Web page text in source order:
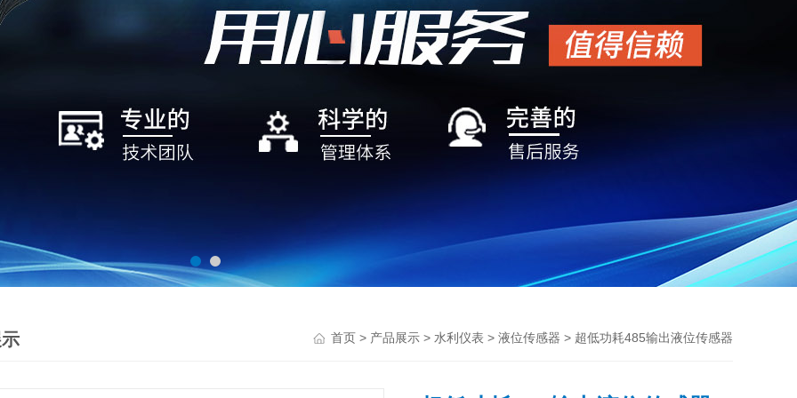
首页 > 产品展示 > 水利仪表 > 液位传感器 > 超低功耗485输出液位传感器